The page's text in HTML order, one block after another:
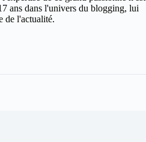
ans dans l'univers du blogging, lui
de l'actualité.